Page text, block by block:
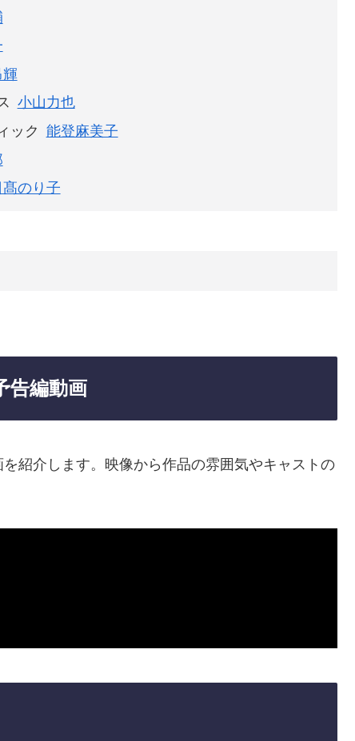
輝
小山力也
ック 能登麻美子
髙のり子
告編動画
紹介します。映像から作品の雰囲気やキャストの